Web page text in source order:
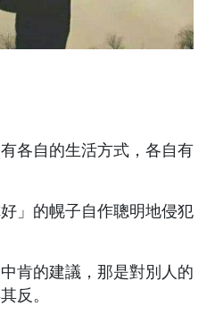
各自的生活方式，各自有
」的幌子自作聰明地侵犯
肯的建議，那是對別人的
反。